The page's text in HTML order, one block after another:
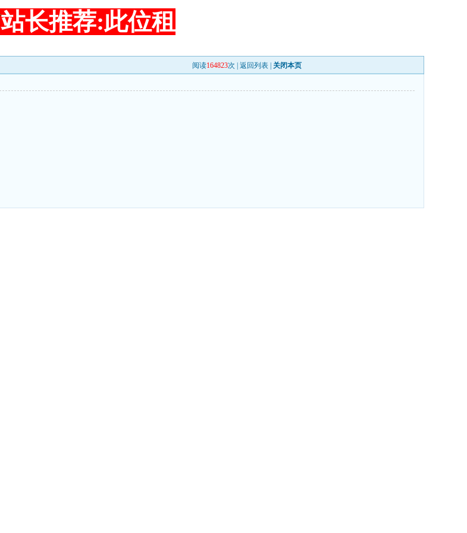
站长推荐:此位租
阅读164823次 | 返回列表 关闭本页